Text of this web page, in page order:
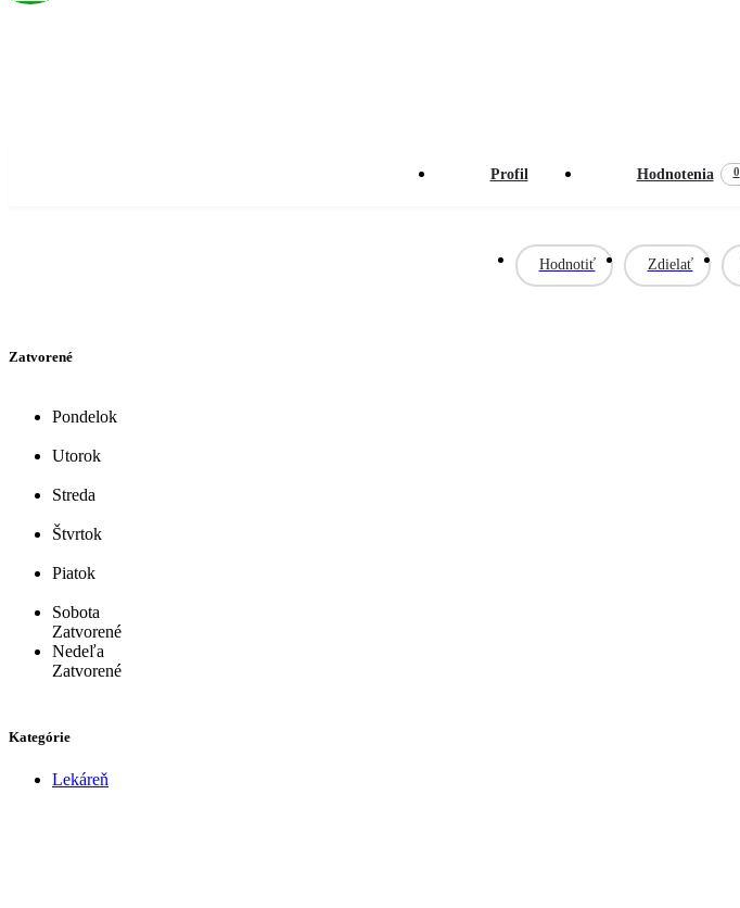
Profil Hodnotenia 0
Hodnotiť Zdielať
Zatvorené
Pondelok
Utorok
Streda
Štvrtok
Piatok
Sobota
Zatvorené
Nedeľa
Zatvorené
Kategórie
Lekáreň